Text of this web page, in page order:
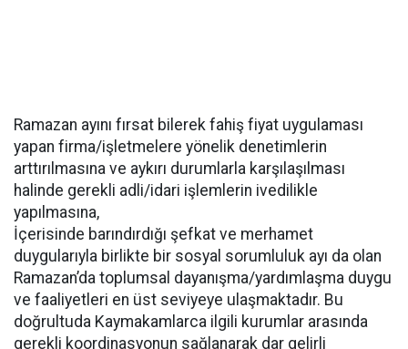
Ramazan ayını fırsat bilerek fahiş fiyat uygulaması
yapan firma/işletmelere yönelik denetimlerin
arttırılmasına ve aykırı durumlarla karşılaşılması
halinde gerekli adli/idari işlemlerin ivedilikle
yapılmasına,
İçerisinde barındırdığı şefkat ve merhamet
duygularıyla birlikte bir sosyal sorumluluk ayı da olan
Ramazan’da toplumsal dayanışma/yardımlaşma duygu
ve faaliyetleri en üst seviyeye ulaşmaktadır. Bu
doğrultuda Kaymakamlarca ilgili kurumlar arasında
gerekli koordinasyonun sağlanarak dar gelirli